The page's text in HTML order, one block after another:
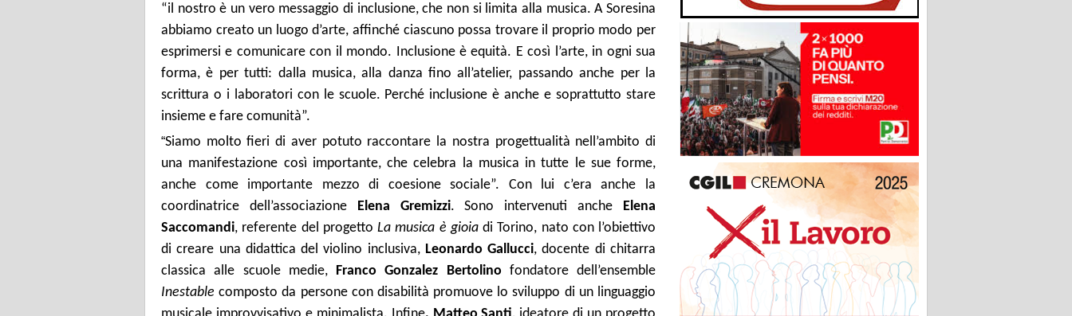
“il nostro è un vero messaggio di inclusione, che non si limita alla musica. A Soresina
abbiamo creato un luogo d’arte, affinché ciascuno possa trovare il proprio modo per
esprimersi e comunicare con il mondo. Inclusione è equità. E così l’arte, in ogni sua
forma, è per tutti: dalla musica, alla danza fino all’atelier, passando anche per la
scrittura o i laboratori con le scuole. Perché inclusione è anche e soprattutto stare
insieme e fare comunità”.
“Siamo molto fieri di aver potuto raccontare la nostra progettualità nell’ambito di
una manifestazione così importante, che celebra la musica in tutte le sue forme,
anche come importante mezzo di coesione sociale”. Con lui c’era anche la
coordinatrice dell’associazione Elena Gremizzi. Sono intervenuti anche Elena
Saccomandi, referente del progetto La musica è gioiadi Torino, nato con l’obiettivo
di creare una didattica del violino inclusiva, Leonardo Gallucci, docente di chitarra
classica alle scuole medie, Franco Gonzalez Bertolinofondatore dell’ensemble
Inestablecomposto da persone con disabilità promuove lo sviluppo di un linguaggio